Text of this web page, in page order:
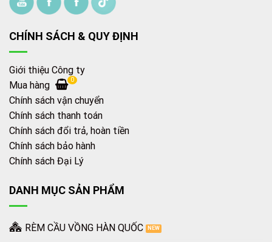
CHÍNH SÁCH & QUY ĐỊNH
Giới thiệu Công ty
Mua hàng
0
Chính sách vận chuyển
Chính sách thanh toán
Chính sách đổi trả, hoàn tiền
Chính sách bảo hành
Chính sách Đại Lý
DANH MỤC SẢN PHẨM
RÈM CẦU VỒNG HÀN QUỐC